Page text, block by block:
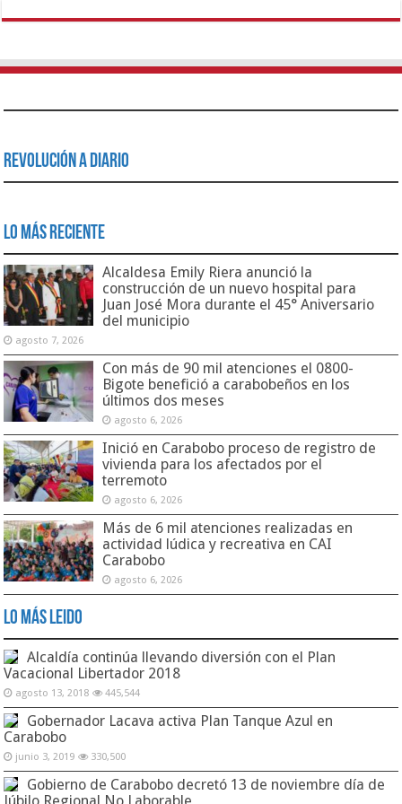
Revolución a Diario
Lo Más Reciente
Alcaldesa Emily Riera anunció la
construcción de un nuevo hospital para
Juan José Mora durante el 45° Aniversario
del municipio
agosto 7, 2026
Con más de 90 mil atenciones el 0800-
Bigote benefició a carabobeños en los
últimos dos meses
agosto 6, 2026
Inició en Carabobo proceso de registro de
vivienda para los afectados por el
terremoto
agosto 6, 2026
Más de 6 mil atenciones realizadas en
actividad lúdica y recreativa en CAI
Carabobo
agosto 6, 2026
Lo Más Leido
Alcaldía continúa llevando diversión con el Plan
Vacacional Libertador 2018
agosto 13, 2018 445,544
Gobernador Lacava activa Plan Tanque Azul en
Carabobo
junio 3, 2019 330,500
Gobierno de Carabobo decretó 13 de noviembre día de
Júbilo Regional No Laborable